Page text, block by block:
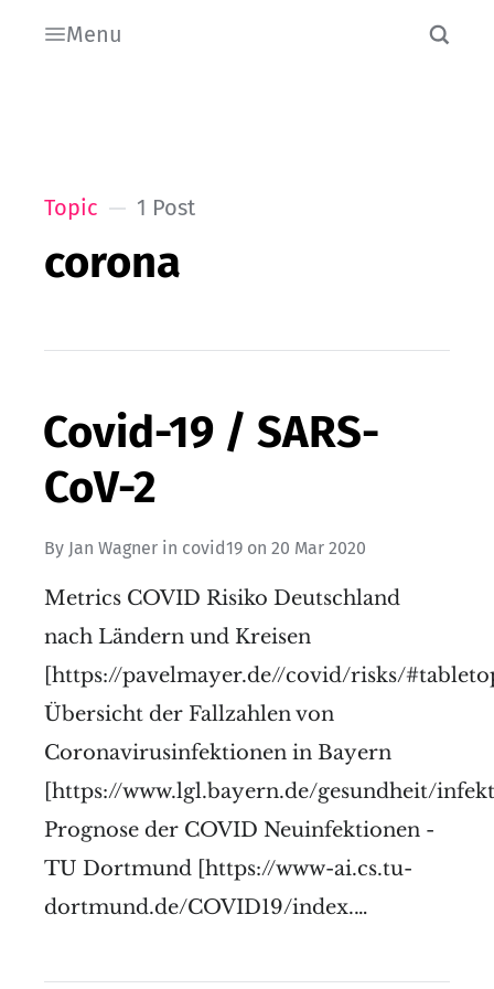
Menu
Topic 1 Post
corona
Covid-19 / SARS-
CoV-2
By Jan Wagner in covid19 on 20 Mar 2020
Metrics COVID Risiko Deutschland
nach Ländern und Kreisen
[https://pavelmayer.de//covid/risks/
Übersicht der Fallzahlen von
Coronavirusinfektionen in Bayern
[https://www.lgl.bayern.de/gesundheit/
Prognose der COVID Neuinfektionen -
TU Dortmund [https://www-ai.cs.tu-
dortmund.de/COVID19/index.…